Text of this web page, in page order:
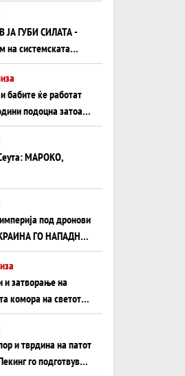
ЈА ГУБИ СИЛАТА -
на системската
Германија до
бабите ќе работат
подоцна затоа
ВНУЦИ ДА ГИ
МАРОКО,
под дронови
ГО НАПАДНА
и затворање на
комора на светот:
најавува
инфаркт?
и тврдина на патот
го подготвува